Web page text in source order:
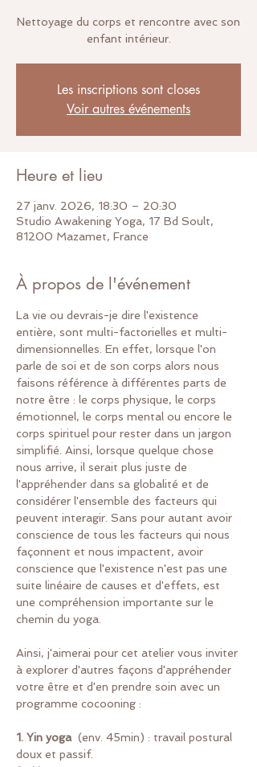
Nettoyage du corps et rencontre avec son
enfant intérieur.
Les inscriptions sont closes
Voir autres événements
Heure et lieu
27 janv. 2026, 18:30 – 20:30
Studio Awakening Yoga, 17 Bd Soult,
81200 Mazamet, France
À propos de l'événement
La vie ou devrais-je dire l'existence
entière, sont multi-factorielles et multi-
dimensionnelles. En effet, lorsque l'on
parle de soi et de son corps alors nous
faisons référence à différentes parts de
notre être : le corps physique, le corps
émotionnel, le corps mental ou encore le
corps spirituel pour rester dans un jargon
simplifié. Ainsi, lorsque quelque chose
nous arrive, il serait plus juste de
l'appréhender dans sa globalité et de
considérer l'ensemble des facteurs qui
peuvent interagir. Sans pour autant avoir
conscience de tous les facteurs qui nous
façonnent et nous impactent, avoir
conscience que l'existence n'est pas une
suite linéaire de causes et d'effets, est
une compréhension importante sur le
chemin du yoga.
Ainsi, j'aimerai pour cet atelier vous inviter
à explorer d'autres façons d'appréhender
votre être et d'en prendre soin avec un
programme cocooning :
1. Yin yoga
  (env. 45min) : travail postural
doux et passif.